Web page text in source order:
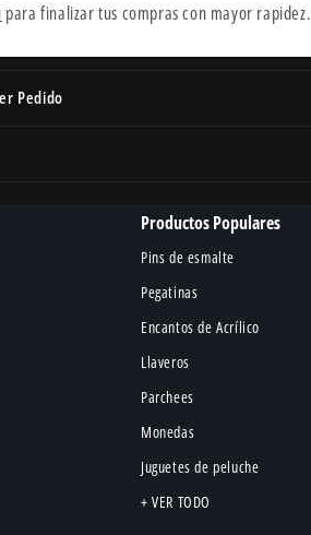
para finalizar tus compras con mayor rapidez.
Pedido
Productos Populares
Pins de esmalte
Pegatinas
Encantos de Acrílico
Llaveros
Parchees
Monedas
Juguetes de peluche
+ VER TODO